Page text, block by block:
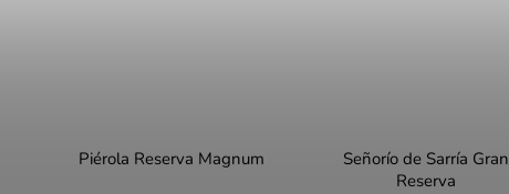
Piérola Reserva Magnum
Señorío de Sarría Gran
Reserva